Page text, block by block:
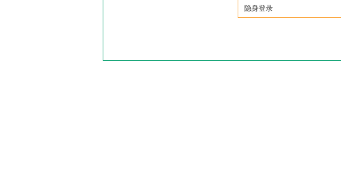
隐身登录